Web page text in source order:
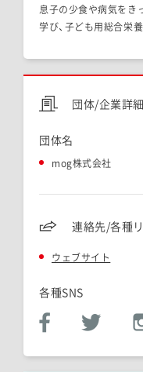
息子の少食や病気をき
学び、子ども用総合栄
団体/企業詳細
団体名
mog株式会社
連絡先/各種
ウェブサイト
各種SNS